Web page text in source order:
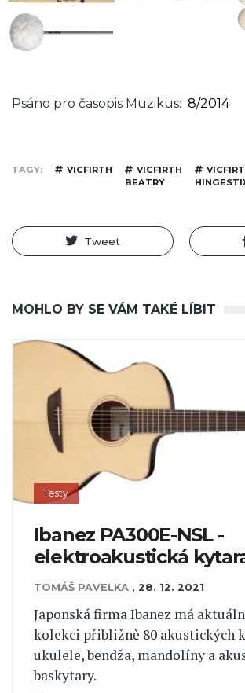
Psáno pro časopis Muzikus 8/2014
TAGY VICFIRTH
VICFIRTH
BEATRY
Tweet
MOHLO BY SE VÁM TAKÉ LÍBIT
Testy
Ibanez PA300E-NSL -
elektroakustická
TOMÁŠ PAVELKA , 28. 12. 2021
Japonská firma Ibanez má
kolekci přibližně 80 akustických
ukulele, bendža, mandolíny a
baskytary.